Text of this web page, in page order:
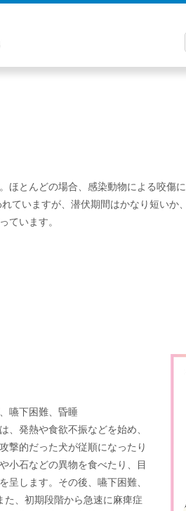
とんどの場合、感染動物による咬傷
いますが、潜伏期間はかなり短いか
ています。
嚥下困難、昏睡
、発熱や食欲不振などを始め、
撃的だった犬が従順になったり
小石などの異物を食べたり、目
呈します。その後、嚥下困難、
、初期段階から急速に麻痺症